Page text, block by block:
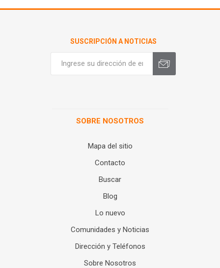
SUSCRIPCIÓN A NOTICIAS
SOBRE NOSOTROS
Mapa del sitio
Contacto
Buscar
Blog
Lo nuevo
Comunidades y Noticias
Dirección y Teléfonos
Sobre Nosotros